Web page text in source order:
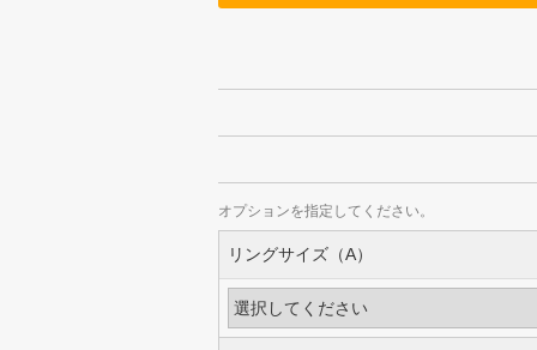
オプションを指定してください。
リングサイズ（A）